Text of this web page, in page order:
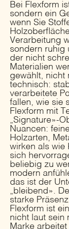
Bei Flexform
sondern ein
wenn Sie
Verarbeitung
sondern ruhig
der nicht
Materialien
gewählt, nicht
technisch:
verarbeitete
fallen, wie sie
Flexform mit
„Signature»-
Nuancen:
Holzarten,
wirken als wie
sich
beliebig zu
modern
das ist der
„bleibend».
starke Präsenz
Flexform ist
nicht laut sein
Marke